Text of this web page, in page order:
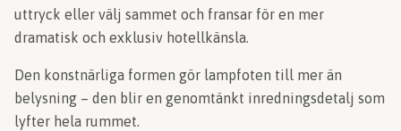
uttryck eller välj sammet och fransar för en mer
dramatisk och exklusiv hotellkänsla.
Den konstnärliga formen gör lampfoten till mer än
belysning – den blir en genomtänkt inredningsdetalj som
lyfter hela rummet.